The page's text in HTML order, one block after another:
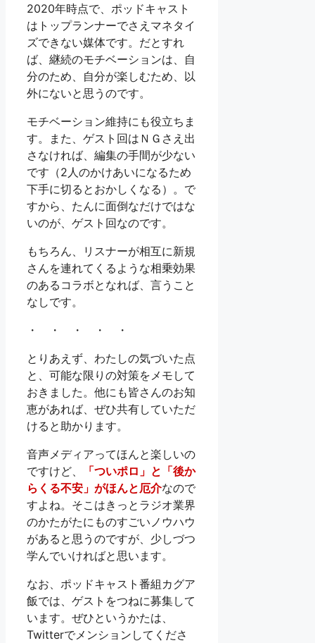
2020年時点で、ポッドキャスト
はトップランナーでさえマネタイ
ズできない媒体です。だとすれ
ば、継続のモチベーションは、自
分のため、自分が楽しむため、以
外にないと思うのです。
モチベーション維持にも役立ちま
す。また、ゲスト回はＮＧさえ出
さなければ、編集の手間が少ない
です（2人のかけあいになるため
下手に切るとおかしくなる）。で
すから、たんに面倒なだけではな
いのが、ゲスト回なのです。
もちろん、リスナーが相互に新規
さんを連れてくるような相乗効果
のあるコラボとなれば、言うこと
なしです。
・ ・ ・ ・ ・
とりあえず、わたしの気づいた点
と、可能な限りの対策をメモして
おきました。他にも皆さんのお知
恵があれば、ぜひ共有していただ
けると助かります。
音声メディアってほんと楽しいの
ですけど、
「ついポロ」と「後か
らくる不安」がほんと厄介なので
すよね。そこはきっとラジオ業界
のかたがたにものすごいノウハウ
があると思うのですが、少しづつ
学んでいければと思います。
なお、ポッドキャスト番組カグア
飯では、ゲストをつねに募集して
います。ぜひというかたは、
Twitterでメンションしてくださ